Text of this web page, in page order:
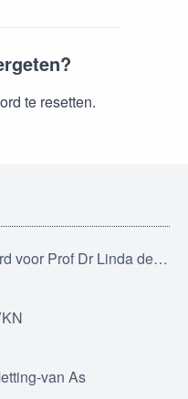
te resetten.
Michael Johnston Award voor Prof Dr Linda de Vries
van As